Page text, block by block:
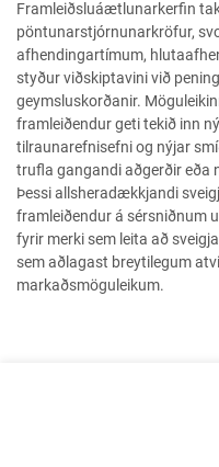
Framleiðsluáætlunarkerfin
pöntunarstjórnunarkröfur,
afhendingartímum,
styður viðskiptavini við
geymsluskorðanir.
framleiðendur geti tekið inn
tilraunarefnisefni og nýjar
trufla gangandi aðgerðir
Þessi allsheradækkjandi
framleiðendur á sérsniðnum
fyrir merki sem leita að
sem aðlagast breytilegum
markaðsmöguleikum.